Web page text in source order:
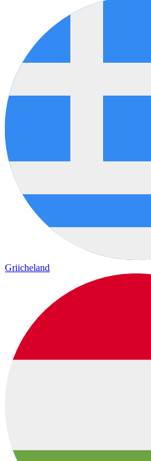
Griicheland